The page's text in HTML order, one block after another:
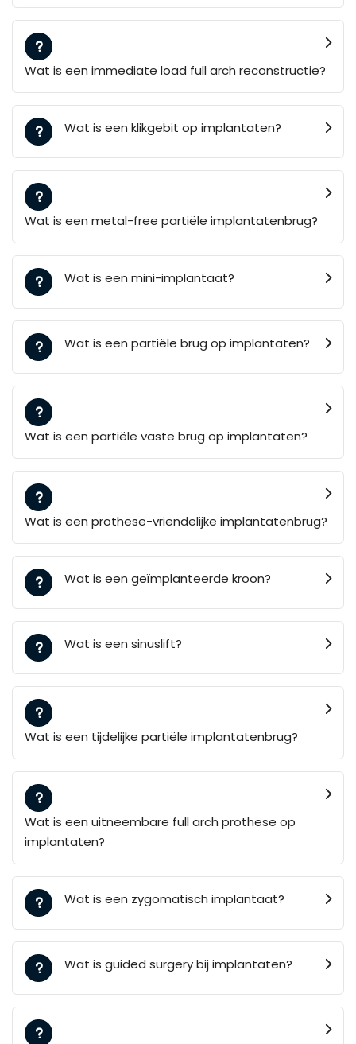
Wat is een immediate load full arch reconstructie?
Wat is een klikgebit op implantaten?
Wat is een metal-free partiële implantatenbrug?
Wat is een mini-implantaat?
Wat is een partiële brug op implantaten?
Wat is een partiële vaste brug op implantaten?
Wat is een prothese-vriendelijke implantatenbrug?
Wat is een geïmplanteerde kroon?
Wat is een sinuslift?
Wat is een tijdelijke partiële implantatenbrug?
Wat is een uitneembare full arch prothese op
implantaten?
Wat is een zygomatisch implantaat?
Wat is guided surgery bij implantaten?